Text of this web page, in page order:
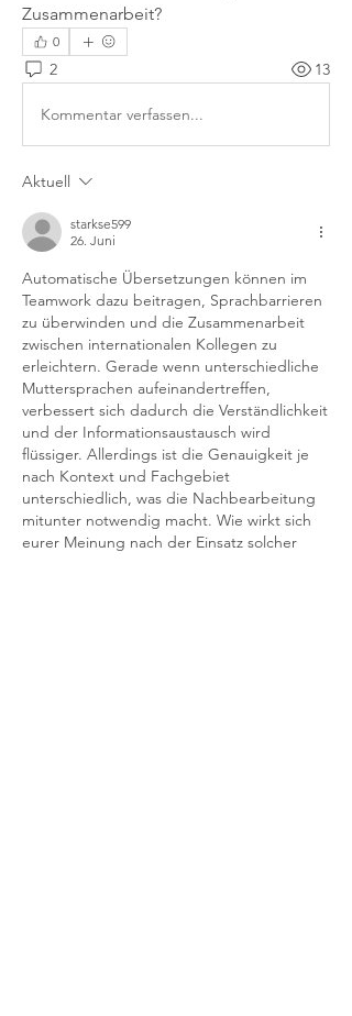
Zusammenarbeit?
0
2 13
Kommentar verfassen...
Aktuell
starkse599
26. Juni
Automatische Übersetzungen können im
Teamwork dazu beitragen, Sprachbarrieren
zu überwinden und die Zusammenarbeit
zwischen internationalen Kollegen zu
erleichtern. Gerade wenn unterschiedliche
Muttersprachen aufeinandertreffen,
verbessert sich dadurch die Verständlichkeit
und der Informationsaustausch wird
flüssiger. Allerdings ist die Genauigkeit je
nach Kontext und Fachgebiet
unterschiedlich, was die Nachbearbeitung
mitunter notwendig macht. Wie wirkt sich
eurer Meinung nach der Einsatz solcher